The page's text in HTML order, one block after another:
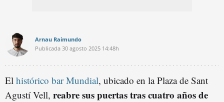
Arnau Raimundo
Publicada 30 agosto 2025 14:48h
El histórico bar Mundial, ubicado en la Plaza de Sant
Agustí Vell, reabre sus puertas tras cuatro años de